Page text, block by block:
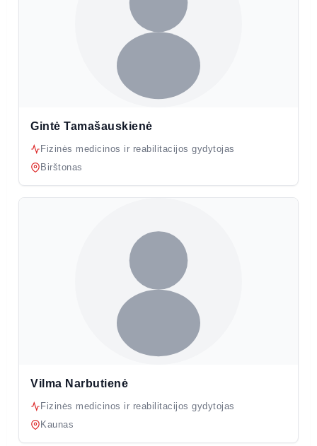
Gintė Tamašauskienė
Fizinės medicinos ir reabilitacijos gydytojas
Birštonas
Vilma Narbutienė
Fizinės medicinos ir reabilitacijos gydytojas
Kaunas